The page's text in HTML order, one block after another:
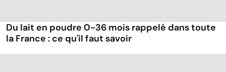
Du lait en poudre 0-36 mois rappelé dans toute
la France : ce qu'il faut savoir